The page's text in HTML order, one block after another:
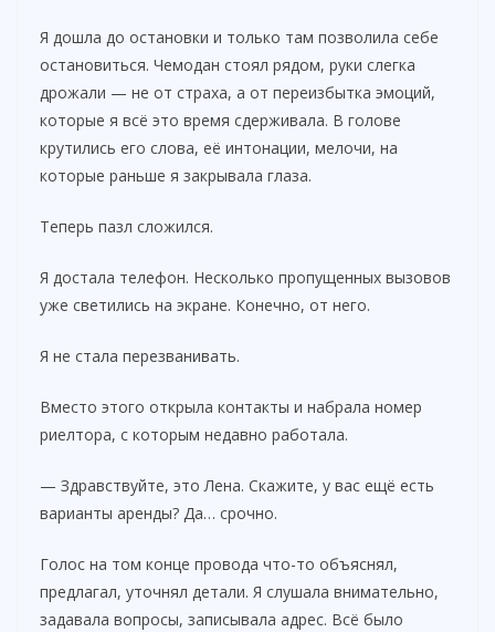
Я дошла до остановки и только там позволила себе
остановиться. Чемодан стоял рядом, руки слегка
дрожали — не от страха, а от переизбытка эмоций,
которые я всё это время сдерживала. В голове
крутились его слова, её интонации, мелочи, на
которые раньше я закрывала глаза.
Теперь пазл сложился.
Я достала телефон. Несколько пропущенных вызовов
уже светились на экране. Конечно, от него.
Я не стала перезванивать.
Вместо этого открыла контакты и набрала номер
риелтора, с которым недавно работала.
— Здравствуйте, это Лена. Скажите, у вас ещё есть
варианты аренды? Да… срочно.
Голос на том конце провода что-то объяснял,
предлагал, уточнял детали. Я слушала внимательно,
задавала вопросы, записывала адрес. Всё было